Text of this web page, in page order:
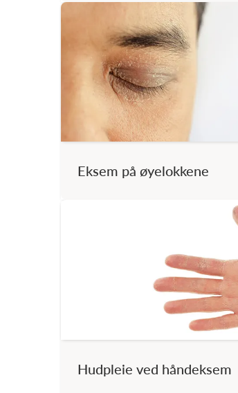
Eksem på øyelokkene
Hudpleie ved håndeksem